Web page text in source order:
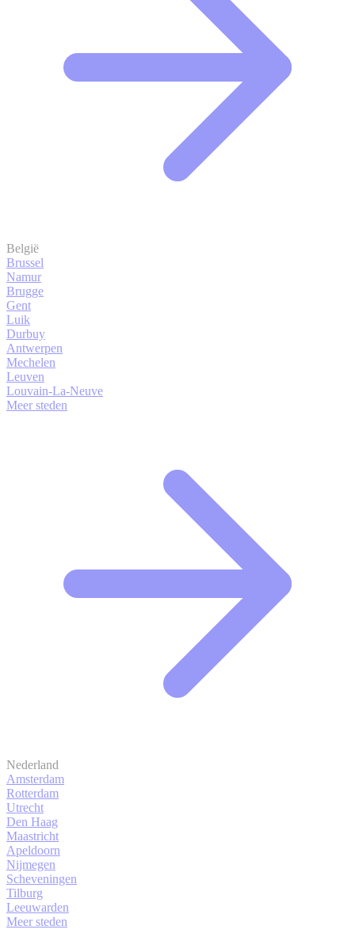
België
Brussel
Namur
Brugge
Gent
Luik
Durbuy
Antwerpen
Mechelen
Leuven
Louvain-La-Neuve
Meer steden
Nederland
Amsterdam
Rotterdam
Utrecht
Den Haag
Maastricht
Apeldoorn
Nijmegen
Scheveningen
Tilburg
Leeuwarden
Meer steden